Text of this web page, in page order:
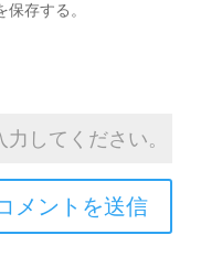
存する。